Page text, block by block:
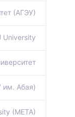
(АГЭУ)
University
им. Абая)
(META)